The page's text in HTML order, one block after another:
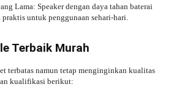
Lama: Speaker dengan daya tahan baterai
untuk penggunaan sehari-hari.
Terbaik Murah
terbatas namun tetap menginginkan kualitas
kualifikasi berikut: